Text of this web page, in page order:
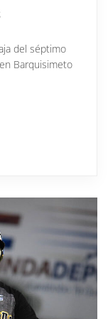
del séptimo
Barquisimeto